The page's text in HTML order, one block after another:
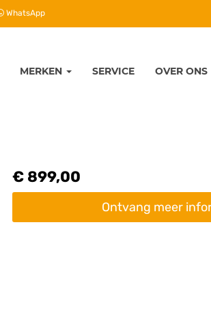
WhatsApp
MERKEN SERVICE OVER ONS
€ 899,00
Ontvang meer